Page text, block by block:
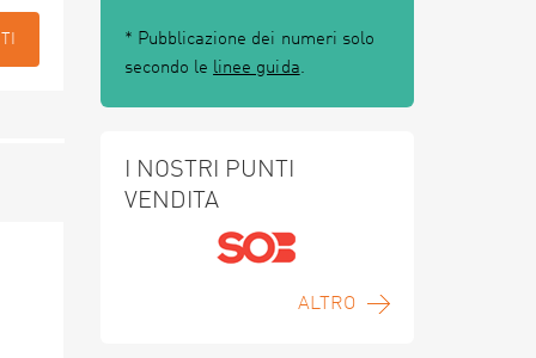
* Pubblicazione dei numeri solo
secondo le linee guida.
I NOSTRI PUNTI
VENDITA
ALTRO